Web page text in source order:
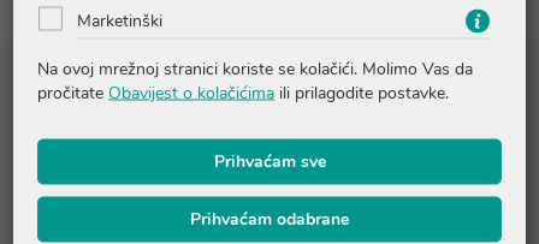
Marketinški
Na ovoj mrežnoj stranici koriste se kolačići. Molimo Vas da
pročitate Obavijest o kolačićima ili prilagodite postavke.
Prihvaćam sve
Prihvaćam odabrane